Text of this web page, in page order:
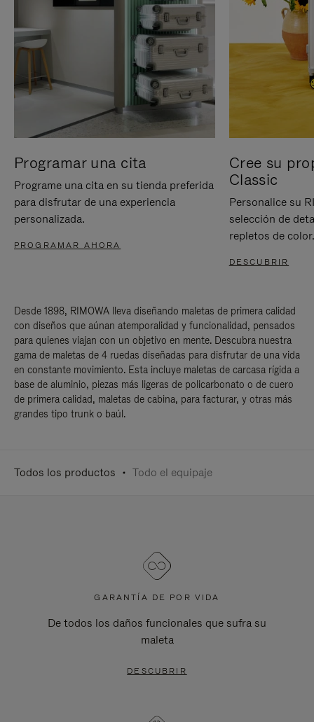
Programar una cita
Programe una cita en su tienda preferida
para disfrutar de una experiencia
personalizada.
PROGRAMAR AHORA
Cree su
Classic
Personalice su
selección de
repletos de color.
DESCUBRIR
Desde 1898, RIMOWA lleva diseñando maletas de primera calidad
con diseños que aúnan atemporalidad y funcionalidad, pensados
para quienes viajan con un objetivo en mente. Descubra nuestra
gama de maletas de 4 ruedas diseñadas para disfrutar de una vida
en constante movimiento. Esta incluye maletas de carcasa rígida a
base de aluminio, piezas más ligeras de policarbonato o de cuero
de primera calidad, maletas de cabina, para facturar, y otras más
grandes tipo trunk o baúl.
Todos los productos Todo el equipaje
GARANTÍA DE POR VIDA
De todos los daños funcionales que sufra su
maleta
DESCUBRIR